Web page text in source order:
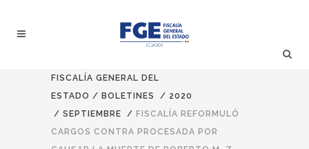
FISCALÍA GENERAL DEL
ESTADO / BOLETINES / 2020
/ SEPTIEMBRE / FISCALÍA REFORMULÓ
CARGOS CONTRA PROCESADA POR